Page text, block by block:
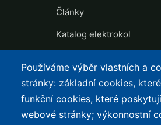
Články
Katalog elektrokol
Půjčovny
Mapa nabíjení
Používáme výběr vlastních a
stránky: základní cookies,
funkční cookies, které
webové stránky; výkonnostní